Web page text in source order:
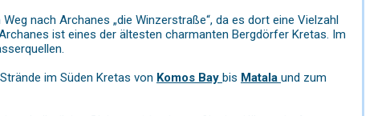
nach Archanes „die Winzerstraße“, da es dort eine Vielzahl
ist eines der ältesten charmanten Bergdörfer Kretas. Im
im Süden Kretas von Komos Bay bis Matala und zum